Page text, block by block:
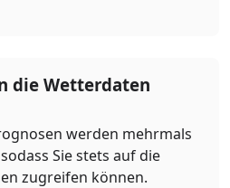
die Wetterdaten
werden mehrmals
Sie stets auf die
zugreifen können.